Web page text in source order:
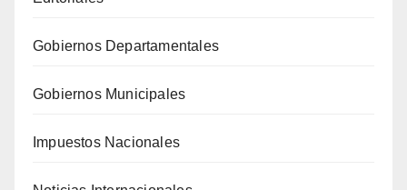
Gobiernos Departamentales
Gobiernos Municipales
Impuestos Nacionales